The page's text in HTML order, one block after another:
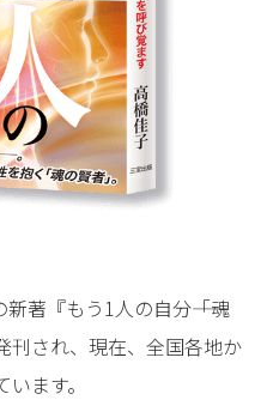
著『もう1人の自分――「魂
刊され、現在、全国各地か
ます。